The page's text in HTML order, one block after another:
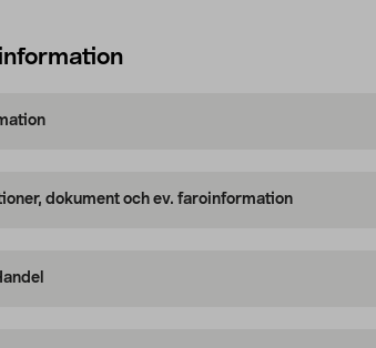
dokument och ev. faroinformation